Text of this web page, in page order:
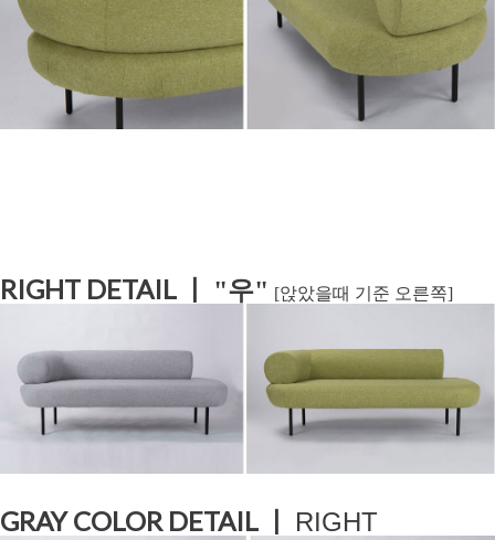
RIGHT DETAIL ㅣ "우" [앉았을때 기준 오른쪽]
GRAY COLOR DETAIL ㅣ RIGHT